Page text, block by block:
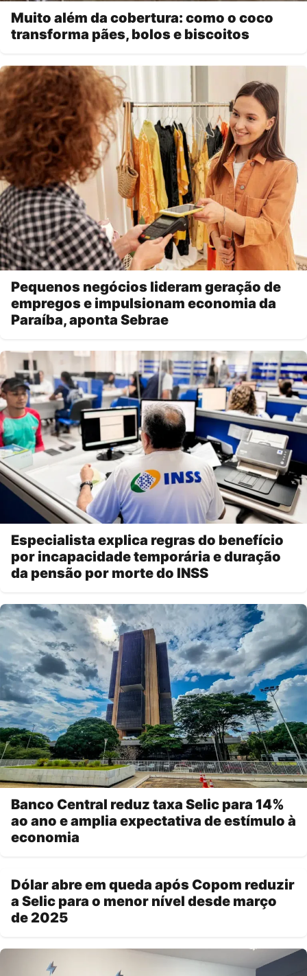
Muito além da cobertura: como o coco
transforma pães, bolos e biscoitos
Pequenos negócios lideram geração de
empregos e impulsionam economia da
Paraíba, aponta Sebrae
Especialista explica regras do benefício
por incapacidade temporária e duração
da pensão por morte do INSS
Banco Central reduz taxa Selic para 14%
ao ano e amplia expectativa de estímulo à
economia
Dólar abre em queda após Copom reduzir
a Selic para o menor nível desde março
de 2025